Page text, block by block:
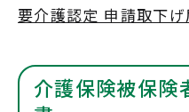
要介護認定 申請取下
介護保険被保険